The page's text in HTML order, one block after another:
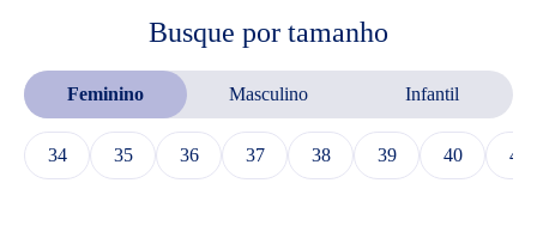
Busque por tamanho
Feminino Masculino Infantil
34 35 36 37 38 39 40 41